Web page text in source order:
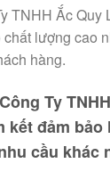
TNHH Ắc Quy
lượng cao
hàng.
Ty
kết đảm
cầu khác